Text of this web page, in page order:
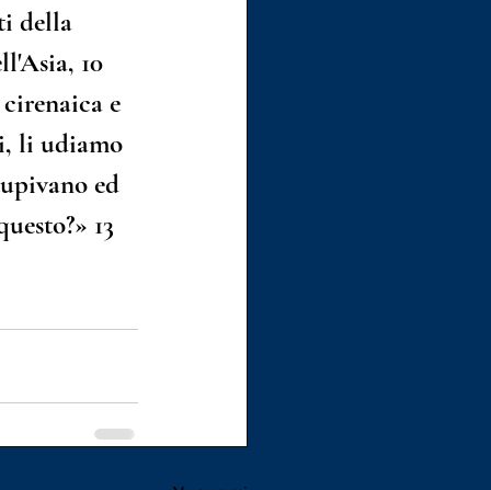
della
10
e
li udiamo
ed
13